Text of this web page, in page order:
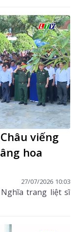
viếng
hoa
27/07/2026 10:03
trang liệt sĩ